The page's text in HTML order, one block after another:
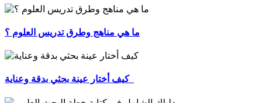
ما هي مناهج وطرق تدريس العلوم ؟
كيف أختار عينة بحثي بدقة وعناية